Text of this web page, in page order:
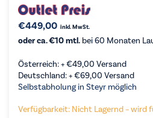
€449,00 inkl. MwSt.
oder ca. €10 mtl. bei 60 Monaten
Österreich: +€49,00 Versand
Deutschland: +€69,00 Versand
Selbstabholung in Steyr möglich
Verfügbarkeit: Nicht Lagernd – wird